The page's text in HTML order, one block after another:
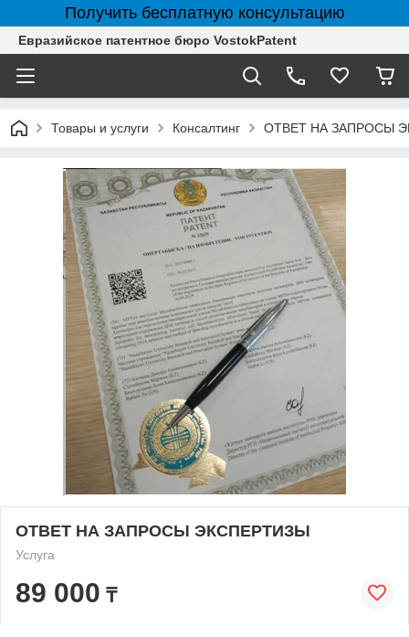
Получить бесплатную консультацию
Евразийское патентное бюро VostokPatent
Товары и услуги Консалтинг ОТВЕТ НА ЗАПРОСЫ
ОТВЕТ НА ЗАПРОСЫ ЭКСПЕРТИЗЫ
Услуга
89 000 ₸